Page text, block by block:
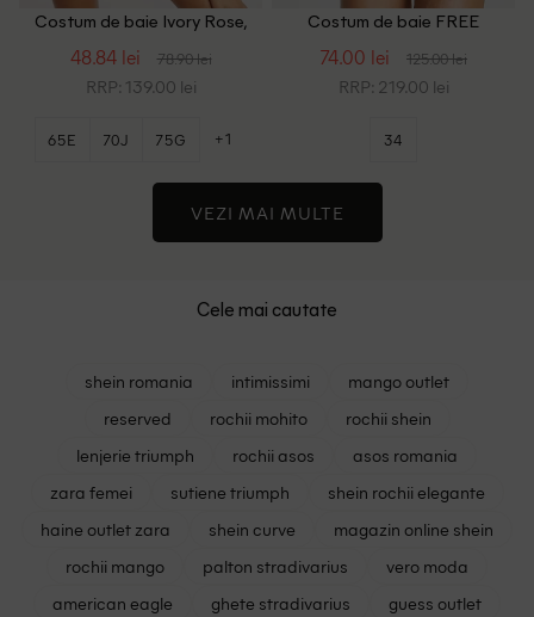
Costum de baie Ivory Rose,
48.84 lei 78.90 lei
RRP: 139.00 lei
65E 70J 75G +1
Costum de baie FREE
74.00 lei 125.00 lei
RRP: 219.00 lei
34
VEZI MAI MULTE
Cele mai cautate
shein romania intimissimi
mango outlet
reserved
rochii mohito
rochii shein
lenjerie triumph
rochii asos
asos romania
zara femei
sutiene triumph
shein rochii elegante
haine outlet zara
shein curve
magazin online shein
rochii mango
palton stradivarius
vero moda
american eagle
ghete stradivarius
guess outlet